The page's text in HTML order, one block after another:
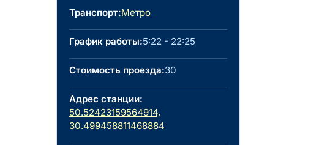
Транспорт:Метро
График работы:5:22 - 22:25
Стоимость проезда:30
Адрес станции:
50.52423159564914,
30.499458811468884